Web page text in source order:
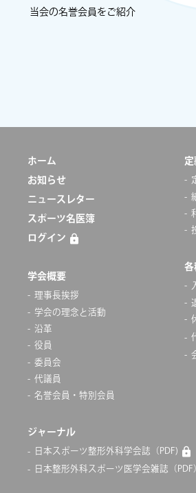
当会の名誉会員をご紹介
ホーム
お知らせ
ニュースレター
スポーツ名医簿
ログイン
学会概要
理事長挨拶
学会の理念と活動
沿革
役員
委員会
代議員
名誉会員・特別会員
ジャーナル
日本スポーツ整形外科学会誌（PDF)
日本整形外科スポーツ医学会雑誌（PDF）